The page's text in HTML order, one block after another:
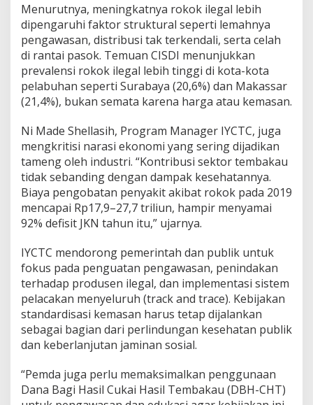
n
y
e
b
a
b
R
k
k
I
l
e
g
a
l
Menurutnya, meningkatnya rokok ilegal lebih
dipengaruhi faktor struktural seperti lemahnya
pengawasan, distribusi tak terkendali, serta celah
di rantai pasok. Temuan CISDI menunjukkan
prevalensi rokok ilegal lebih tinggi di kota-kota
pelabuhan seperti Surabaya (20,6%) dan Makassar
(21,4%), bukan semata karena harga atau kemasan.
Ni Made Shellasih, Program Manager IYCTC, juga
mengkritisi narasi ekonomi yang sering dijadikan
tameng oleh industri. “Kontribusi sektor tembakau
tidak sebanding dengan dampak kesehatannya.
Biaya pengobatan penyakit akibat rokok pada 2019
mencapai Rp17,9–27,7 triliun, hampir menyamai
92% defisit JKN tahun itu,” ujarnya.
IYCTC mendorong pemerintah dan publik untuk
fokus pada penguatan pengawasan, penindakan
terhadap produsen ilegal, dan implementasi sistem
pelacakan menyeluruh (track and trace). Kebijakan
standardisasi kemasan harus tetap dijalankan
sebagai bagian dari perlindungan kesehatan publik
dan keberlanjutan jaminan sosial.
“Pemda juga perlu memaksimalkan penggunaan
Dana Bagi Hasil Cukai Hasil Tembakau (DBH-CHT)